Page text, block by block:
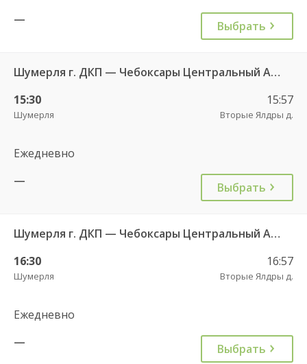
—
Выбрать
Шумерля г. ДКП — Чебоксары Центральный АВ 532
15:30
Шумерля
15:57
Вторые Ялдры д.
Ежедневно
—
Выбрать
Шумерля г. ДКП — Чебоксары Центральный АВ 532
16:30
Шумерля
16:57
Вторые Ялдры д.
Ежедневно
—
Выбрать